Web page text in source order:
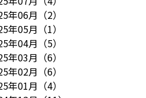
年06月 （2）
年05月 （1）
年04月 （5）
年03月 （6）
年02月 （6）
年01月 （4）